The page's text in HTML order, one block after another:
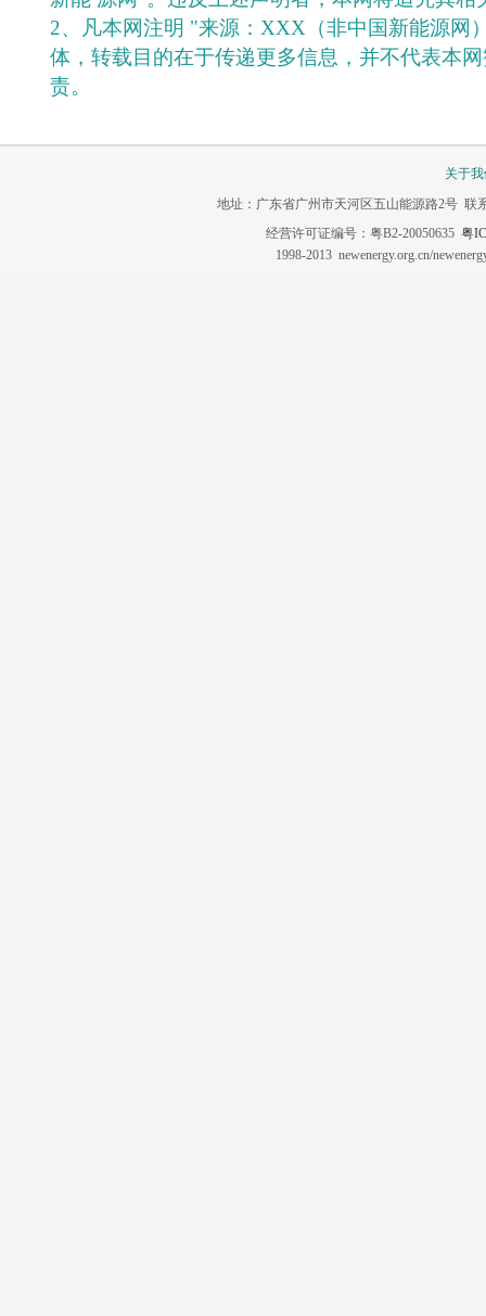
2、凡本网注明 "来源：XXX（非中国新能源网
体，转载目的在于传递更多信息，并不代表本
责。
关于
地址：广东省广州市天河区五山能源路2号 联
经营许可证编号：粤B2-20050635 粤
1998-2013 newenergy.org.cn/